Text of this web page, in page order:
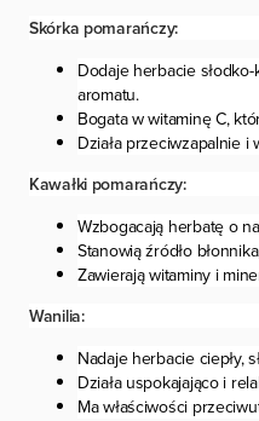
Skórka pomarańczy:
Dodaje herbacie
aromatu.
Bogata w witaminę C,
Działa przeciwzapalnie i
Kawałki pomarańczy:
Wzbogacają herbatę o
Stanowią źródło
Zawierają witaminy i
Wanilia:
Nadaje herbacie ciepły,
Działa uspokajająco i
Ma właściwości